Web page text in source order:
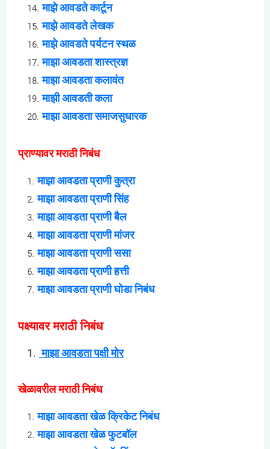
माझे आवडते कार्टून
माझे आवडते लेखक
माझे आवडते पर्यटन स्थळ
माझा आवडता शास्त्रज्ञ
माझा आवडता कलावंत
माझी आवडती कला
माझा आवडता समाजसुधारक
प्राण्यावर मराठी निबंध
माझा आवडता प्राणी कुत्रा
माझा आवडता प्राणी सिंह
माझा आवडता प्राणी बैल
माझा आवडता प्राणी मांजर
माझा आवडता प्राणी ससा
माझा आवडता प्राणी हत्ती
माझा आवडता प्राणी घोडा निबंध
पक्ष्यावर मराठी निबंध
माझा आवडता पक्षी मोर
खेळावरील मराठी निबंध
माझा आवडता खेळ क्रिकेट निबंध
माझा आवडता खेळ फुटबॉल